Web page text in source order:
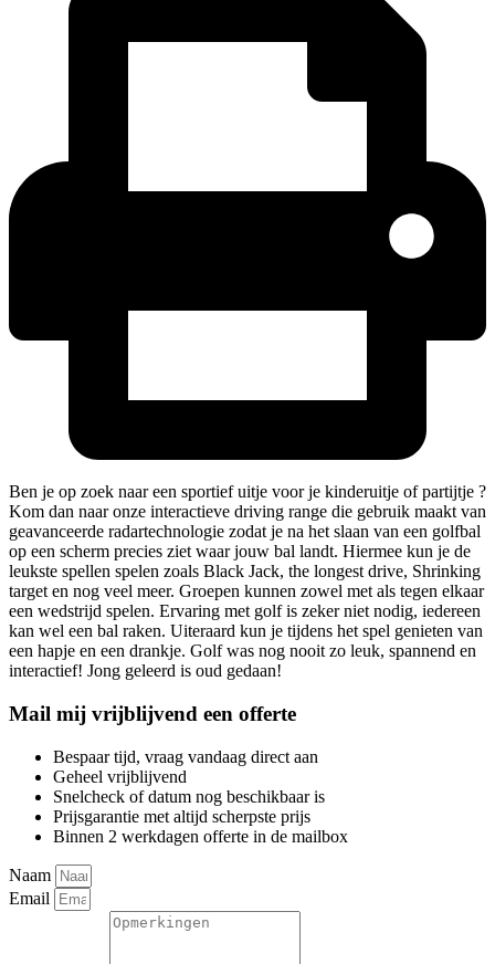
Ben je op zoek naar een sportief uitje voor je kinderuitje of partijtje ?
Kom dan naar onze interactieve driving range die gebruik maakt van
geavanceerde radartechnologie zodat je na het slaan van een golfbal
op een scherm precies ziet waar jouw bal landt. Hiermee kun je de
leukste spellen spelen zoals Black Jack, the longest drive, Shrinking
target en nog veel meer. Groepen kunnen zowel met als tegen elkaar
een wedstrijd spelen. Ervaring met golf is zeker niet nodig, iedereen
kan wel een bal raken. Uiteraard kun je tijdens het spel genieten van
een hapje en een drankje. Golf was nog nooit zo leuk, spannend en
interactief! Jong geleerd is oud gedaan!
Mail mij vrijblijvend een offerte
Bespaar tijd, vraag vandaag direct aan
Geheel vrijblijvend
Snelcheck of datum nog beschikbaar is
Prijsgarantie met altijd scherpste prijs
Binnen 2 werkdagen offerte in de mailbox
Naam
Email